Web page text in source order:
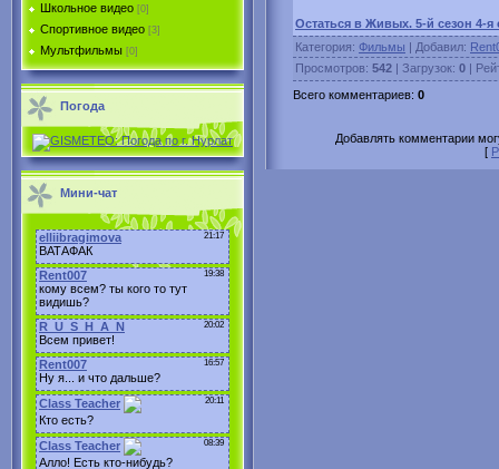
Школьное видео [0]
Спортивное видео [3]
Мультфильмы [0]
Погода
Мини-чат
Остаться в Живых. 5-й сезон 4-я
Категория: Фильмы | Добавил:
Просмотров: 542 | Загрузок: 0 |
Всего комментариев: 0
Добавлять комментарии
[